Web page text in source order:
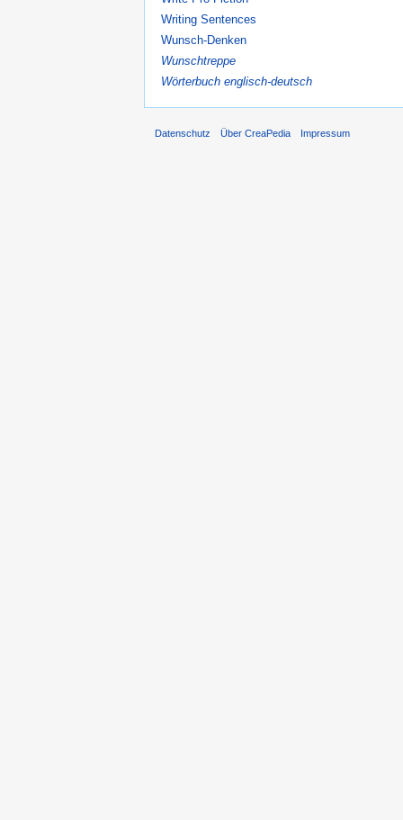
Writing Sentences
Wunsch-Denken
Wunschtreppe
Wörterbuch englisch-deutsch
Datenschutz Über CreaPedia Impressum